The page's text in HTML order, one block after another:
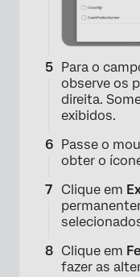
Para o
observe os
direita.
exibidos.
Passe o
obter o
Clique em
Clique em
fazer as